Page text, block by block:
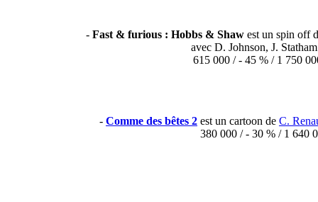
- Fast & furious : Hobbs & Shaw est un spin off
avec D. Johnson, J.
615 000 / - 45 % / 1 750
- Comme des bêtes 2 est un cartoon de C.
380 000 / - 30 % / 1 640